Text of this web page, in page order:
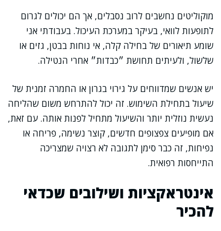
מוקוליטים נחשבים לרוב נסבלים, אך הם יכולים לגרום
לתופעות לוואי, בעיקר במערכת העיכול. בעבודתי אני
שומע תיאורים של בחילה קלה, אי נוחות בבטן, גזים או
שלשול, ולעיתים תחושת ״כבדות״ אחרי הנטילה.
יש אנשים שמדווחים על גירוי בגרון או החמרה זמנית של
שיעול בתחילת השימוש. זה יכול להתרחש משום שהליחה
נעשית נוזלית יותר והשיעול מתחיל לפנות אותה. עם זאת,
אם מופיעים צפצופים חדשים, קוצר נשימה, פריחה או
נפיחות, זה כבר סימן לתגובה לא רצויה שמצריכה
התייחסות רפואית.
אינטראקציות ושילובים שכדאי
להכיר